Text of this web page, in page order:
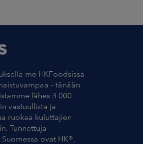
me HKFoodsissa
– tänään
lähes 3 000
vastuullista ja
ruokaa kuluttajien
Tunnettuja
ovat HK®,